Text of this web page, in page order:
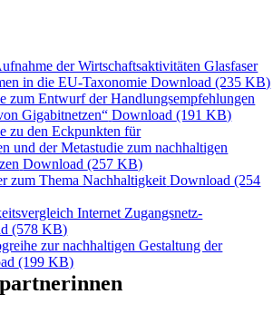
der Wirtschaftsaktivitäten Glasfaser
in die EU-Taxonomie Download(235 KB)
zum Entwurf der Handlungsempfehlungen
Gigabitnetzen“ Download(191 KB)
zu den Eckpunkten für
und der Metastudie zum nachhaltigen
Download(257 KB)
zum Thema Nachhaltigkeit Download(254
Internet Zugangsnetz-
(578 KB)
zur nachhaltigen Gestaltung der
(199 KB)